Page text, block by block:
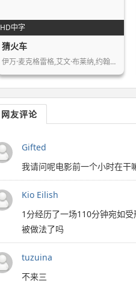
HD中字
猜火车
伊万·麦克格雷格,艾文·布莱纳,约翰尼…
网友评论
Gifted
我请问呢电影前一个小时在干
Kio Eilish
1分经历了一场110分钟宛如
被做法了吗
tuzuina
不来三